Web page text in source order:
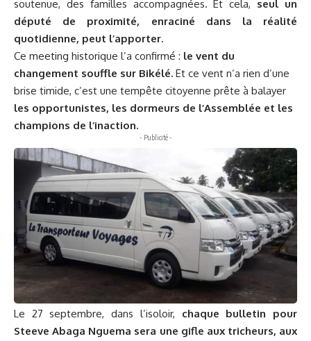
soutenue, des familles accompagnées. Et cela, seul un
député de proximité, enraciné dans la réalité
quotidienne, peut l’apporter.
Ce meeting historique l’a confirmé : le vent du
changement souffle sur Bikélé. Et ce vent n’a rien d’une
brise timide, c’est une tempête citoyenne prête à balayer
les opportunistes, les dormeurs de l’Assemblée et les
champions de l’inaction.
- Publicité -
Le 27 septembre, dans l’isoloir, chaque bulletin pour
Steeve Abaga Nguema sera une gifle aux tricheurs, aux